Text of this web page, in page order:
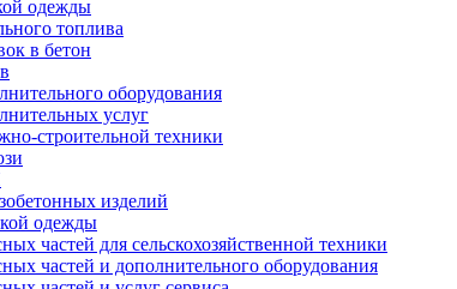
одежды
топлива
в бетон
оборудования
услуг
строительной техники
изделий
одежды
частей для сельскохозяйственной техники
частей и дополнительного оборудования